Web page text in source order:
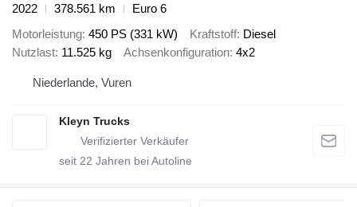
2022
378.561 km
Euro 6
Motorleistung 450 PS (331 kW) Kraftstoff Diesel
Nutzlast 11.525 kg Achsenkonfiguration 4x2
Niederlande, Vuren
Kleyn Trucks
seit 22 Jahren bei Autoline